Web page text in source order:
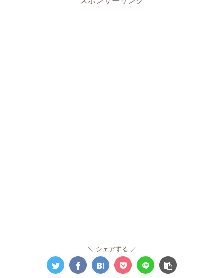
シェアする